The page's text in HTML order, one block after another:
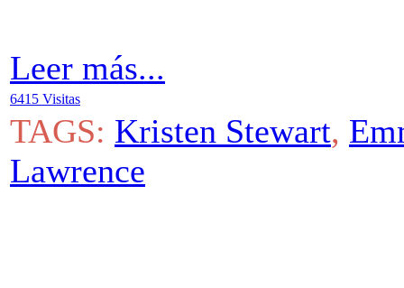
Leer más...
6415 Visitas
TAGS: Kristen Stewart,
Lawrence